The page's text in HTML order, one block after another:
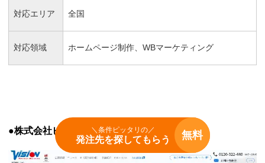
対応エリア 全国
対応領域 ホームページ制作、WBマーケティング
●株式会社ビジョン ＼条件ピッタリの／
発注先を探してもらう 無料